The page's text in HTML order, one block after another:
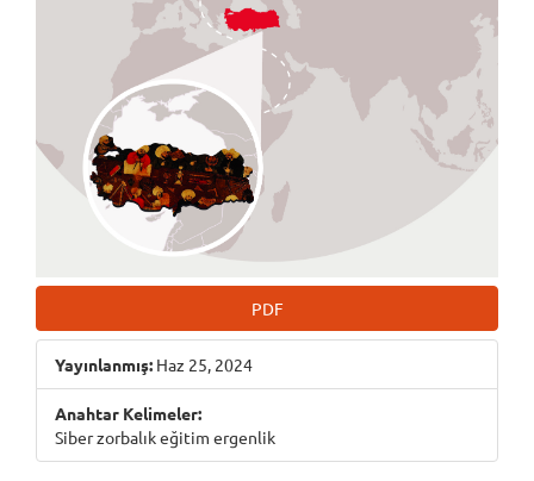
PDF
Yayınlanmış: Haz 25, 2024
Anahtar Kelimeler:
Siber zorbalık eğitim ergenlik